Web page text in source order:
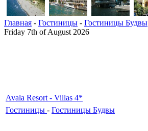
Главная - Гостиницы - Гостиницы Будвы
Friday 7th of August 2026
Avala Resort - Villas 4*
Гостиницы - Гостиницы Будвы